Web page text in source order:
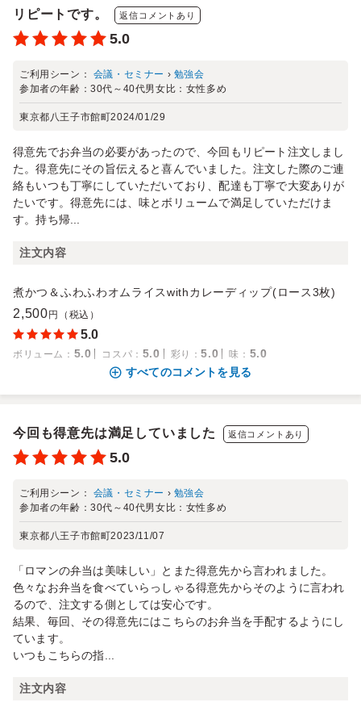
リピートです。 返信コメントあり
5.0
ご利用シーン： 会議・セミナー › 勉強会
参加者の年齢：30代～40代男女比： 女性多め
東京都八王子市館町2024/01/29
得意先でお弁当の必要があったので、今回もリピート注文しまし
た。得意先にその旨伝えると喜んでいました。注文した際のご連
絡もいつも丁寧にしていただいており、配達も丁寧で大変ありが
たいです。得意先には、味とボリュームで満足していただけま
す。持ち帰...
注文内容
煮かつ＆ふわふわオムライスwithカレーディップ(ロース3枚)
2,500 円（税込）
5.0
ボリューム ： 5.0 コスパ ： 5.0 彩り ：5.0 味 ： 5.0
すべてのコメントを見る
今回も得意先は満足していました 返信コメントあり
5.0
ご利用シーン： 会議・セミナー › 勉強会
参加者の年齢：30代～40代男女比： 女性多め
東京都八王子市館町2023/11/07
「ロマンの弁当は美味しい」とまた得意先から言われました。
色々なお弁当を食べていらっしゃる得意先からそのように言われ
るので、注文する側としては安心です。
結果、毎回、その得意先にはこちらのお弁当を手配するようにし
ています。
いつもこちらの指...
注文内容